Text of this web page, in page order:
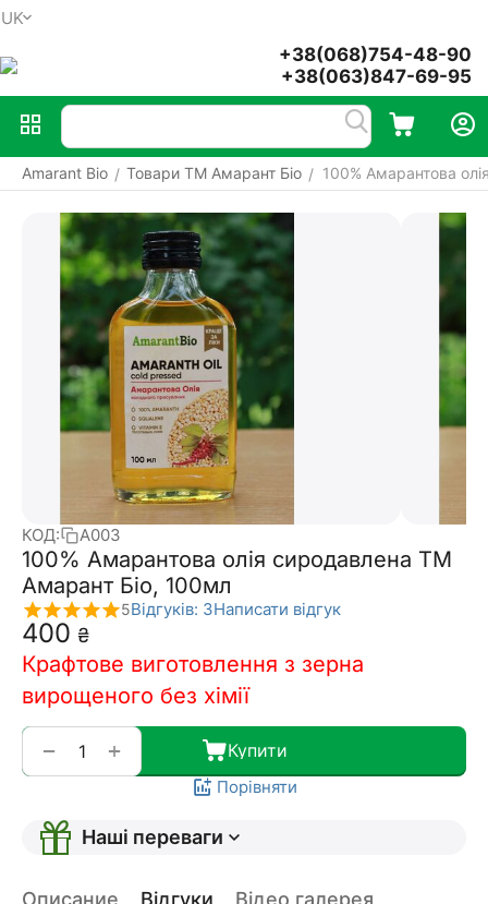
UK
+38(068)754-48-90
+38(063)847-69-95
Amarant Bio / Товари ТМ Амарант Біо / 100% Амарантова
КОД: A003
100% Амарантова олія сиродавлена ТМ
Амарант Біо, 100мл
5Відгуків: 3Написати відгук
‍400‍ ₴
Крафтове виготовлення з зерна
вирощеного без хімії
+
− Купити
Порівняти
Наші переваги
Описание Відгуки Відео галерея
Акаунт